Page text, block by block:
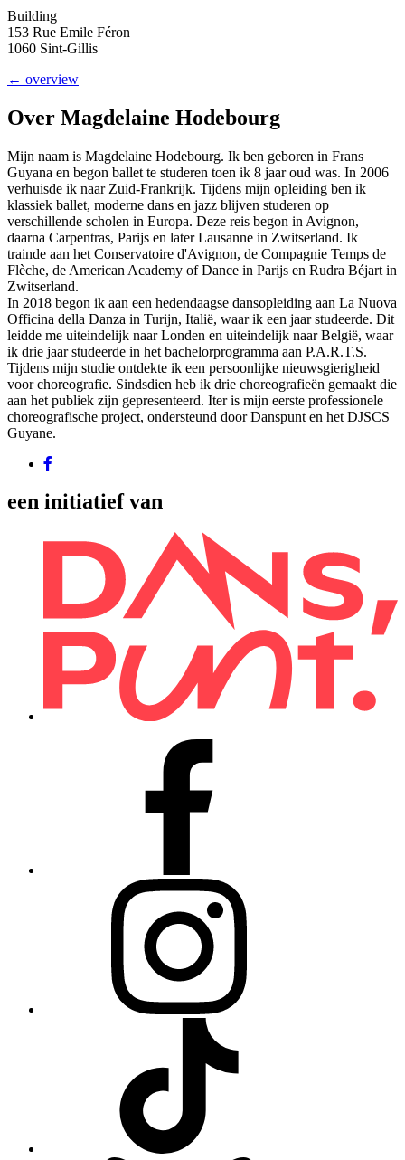
Building
153 Rue Emile Féron
1060 Sint-Gillis
← overview
Over Magdelaine Hodebourg
Mijn naam is Magdelaine Hodebourg. Ik ben geboren in Frans
Guyana en begon ballet te studeren toen ik 8 jaar oud was. In 2006
verhuisde ik naar Zuid-Frankrijk. Tijdens mijn opleiding ben ik
klassiek ballet, moderne dans en jazz blijven studeren op
verschillende scholen in Europa. Deze reis begon in Avignon,
daarna Carpentras, Parijs en later Lausanne in Zwitserland. Ik
trainde aan het Conservatoire d'Avignon, de Compagnie Temps de
Flèche, de American Academy of Dance in Parijs en Rudra Béjart in
Zwitserland.
In 2018 begon ik aan een hedendaagse dansopleiding aan La Nuova
Officina della Danza in Turijn, Italië, waar ik een jaar studeerde. Dit
leidde me uiteindelijk naar Londen en uiteindelijk naar België, waar
ik drie jaar studeerde in het bachelorprogramma aan P.A.R.T.S.
Tijdens mijn studie ontdekte ik een persoonlijke nieuwsgierigheid
voor choreografie. Sindsdien heb ik drie choreografieën gemaakt die
aan het publiek zijn gepresenteerd. Iter is mijn eerste professionele
choreografische project, ondersteund door Danspunt en het DJSCS
Guyane.
een initiatief van